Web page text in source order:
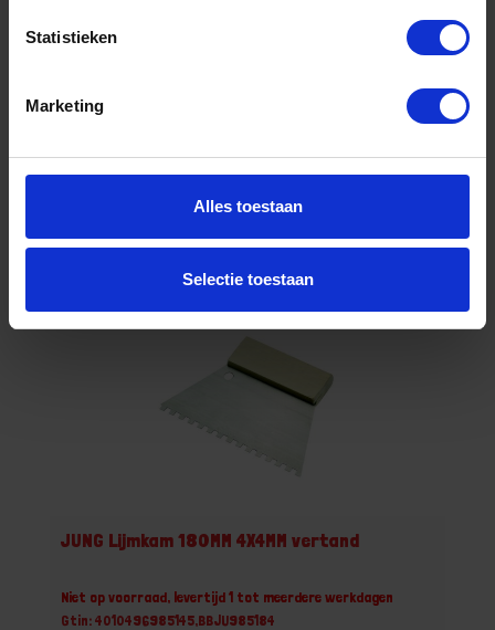
Statistieken
Marketing
Alles toestaan
Selectie toestaan
Prijs per 1 Stuk
+
JUNG Lijmkam 180MM 4X4MM vertand
Niet op voorraad, levertijd 1 tot meerdere werkdagen
Gtin: 4010496985145,BBJU985184